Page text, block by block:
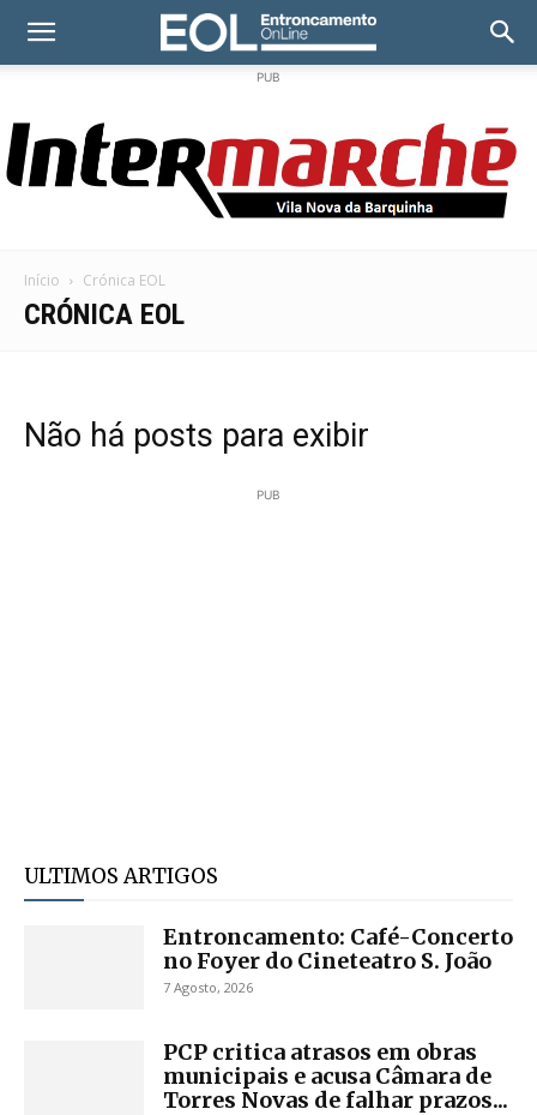
PUB
Início Crónica EOL
CRÓNICA EOL
Não há posts para exibir
PUB
ULTIMOS ARTIGOS
Entroncamento: Café-Concerto
no Foyer do Cineteatro S. João
7 Agosto, 2026
PCP critica atrasos em obras
municipais e acusa Câmara de
Torres Novas de falhar prazos...